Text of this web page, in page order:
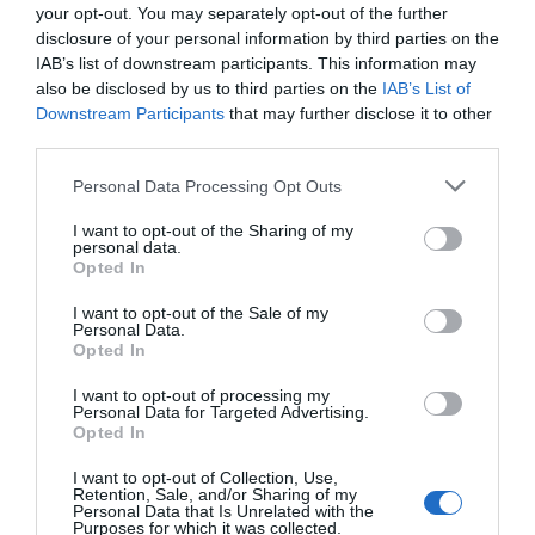
your opt-out. You may separately opt-out of the further
disclosure of your personal information by third parties on the
IAB’s list of downstream participants. This information may
also be disclosed by us to third parties on the IAB’s List of
Downstream Participants that may further disclose it to other
Personal Data Processing Opt Outs
I want to opt-out of the Sharing of my
personal data.
Opted In
I want to opt-out of the Sale of my
Personal Data.
Opted In
I want to opt-out of processing my
Personal Data for Targeted Advertising.
Opted In
I want to opt-out of Collection, Use,
Retention, Sale, and/or Sharing of my
Personal Data that Is Unrelated with the
Purposes for which it was collected.
interactuar amb assistents com Alexa o Google
Home, concloïa que els menuts perceben els
assistents com a persones reals; les preguntes
més comunes eren les personals com “Quants
Atribuïm a l’Alexa moltes més qualitats de les que
no té; com que ens parla la creiem persona, com
casa la creiem de la família. Deixar entrar un
estrany a casa té conseqüències imprevisibles,
sobretot quan aquest algú és un comercial de la
botiga més gran del món. Estem condemnats a
moment encara estan més preparades que
nosaltres; la diferència és que elles no són